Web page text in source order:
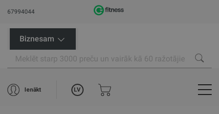
67994044
Biznesam
Ienākt LV